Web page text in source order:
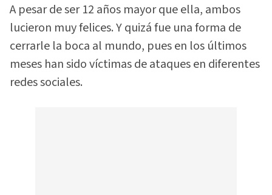
A pesar de ser 12 años mayor que ella, ambos
lucieron muy felices. Y quizá fue una forma de
cerrarle la boca al mundo, pues en los últimos
meses han sido víctimas de ataques en diferentes
redes sociales.